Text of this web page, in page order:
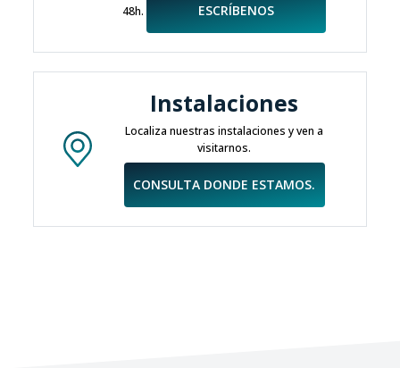
48h. ESCRÍBENOS
Instalaciones
Localiza nuestras instalaciones y ven a
visitarnos.
CONSULTA DONDE ESTAMOS.